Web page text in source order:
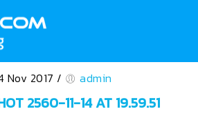
Nov 2017 / admin
2560-11-14 AT 19.59.51